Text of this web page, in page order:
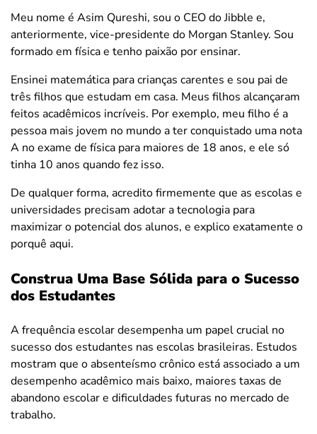
Meu nome é Asim Qureshi, sou o CEO do Jibble e,
anteriormente, vice-presidente do Morgan Stanley. Sou
formado em física e tenho paixão por ensinar.
Ensinei matemática para crianças carentes e sou pai de
três filhos que estudam em casa. Meus filhos alcançaram
feitos acadêmicos incríveis. Por exemplo, meu filho é a
pessoa mais jovem no mundo a ter conquistado uma nota
A no exame de física para maiores de 18 anos, e ele só
tinha 10 anos quando fez isso.
De qualquer forma, acredito firmemente que as escolas e
universidades precisam adotar a tecnologia para
maximizar o potencial dos alunos, e explico exatamente o
porquê aqui.
Construa Uma Base Sólida para o Sucesso
dos Estudantes
A frequência escolar desempenha um papel crucial no
sucesso dos estudantes nas escolas brasileiras. Estudos
mostram que o absenteísmo crônico está associado a um
desempenho acadêmico mais baixo, maiores taxas de
abandono escolar e dificuldades futuras no mercado de
trabalho.